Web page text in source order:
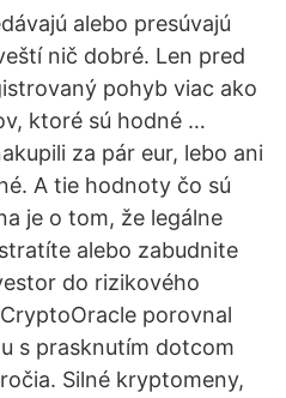
alebo presúvajú
nič dobré. Len pred
pohyb viac ako
ktoré sú hodné …
za pár eur, lebo ani
A tie hodnoty čo sú
je o tom, že legálne
alebo zabudnite
do rizikového
porovnal
s prasknutím dotcom
Silné kryptomeny,